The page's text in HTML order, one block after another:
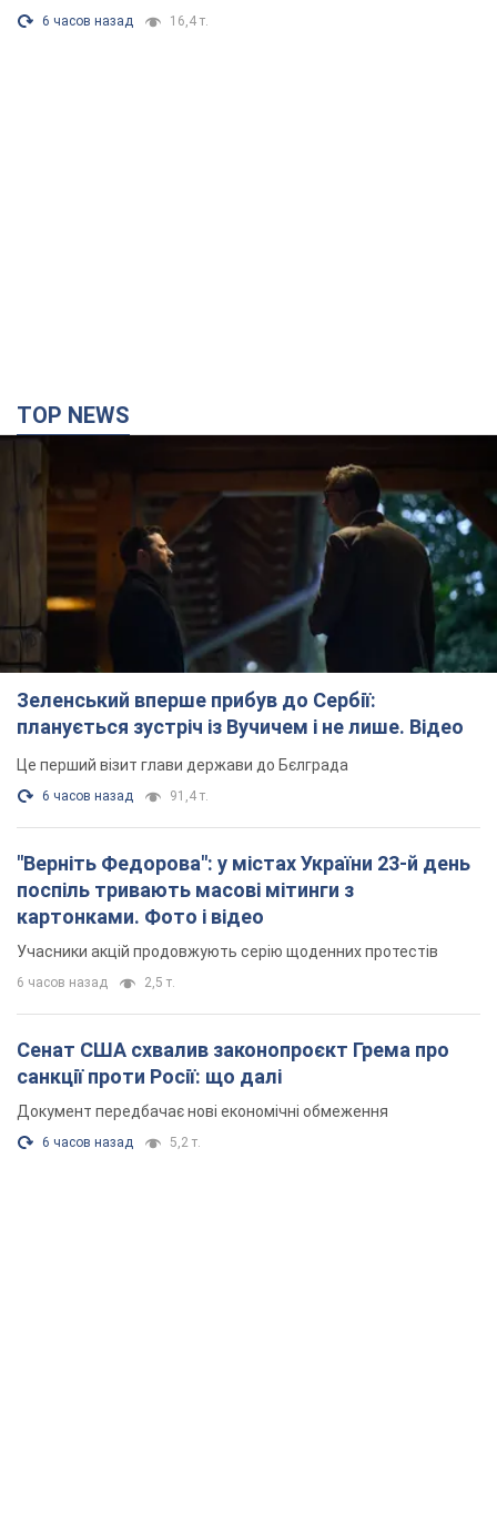
6 часов назад 16,4 т.
TOP NEWS
Зеленський вперше прибув до Сербії:
планується зустріч із Вучичем і не лише. Відео
Це перший візит глави держави до Бєлграда
6 часов назад 91,4 т.
"Верніть Федорова": у містах України 23-й день
поспіль тривають масові мітинги з
картонками. Фото і відео
Учасники акцій продовжують серію щоденних протестів
6 часов назад 2,5 т.
Сенат США схвалив законопроєкт Грема про
санкції проти Росії: що далі
Документ передбачає нові економічні обмеження
6 часов назад 5,2 т.